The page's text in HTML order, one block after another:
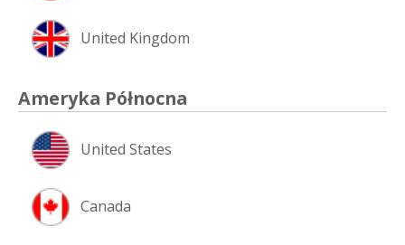
United Kingdom
Ameryka Północna
United States
Canada